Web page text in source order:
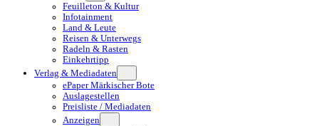
Feuilleton & Kultur
Infotainment
Land & Leute
Reisen & Unterwegs
Radeln & Rasten
Einkehrtipp
Verlag & Mediadaten
ePaper Märkischer Bote
Auslagestellen
Preisliste / Mediadaten
Anzeigen